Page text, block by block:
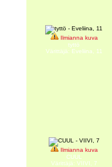
Ilmianna kuva
tyttö
Värittäjä: Eveliina, 11
Ilmianna kuva
CUUL
Värittäjä: VIIVI, 7